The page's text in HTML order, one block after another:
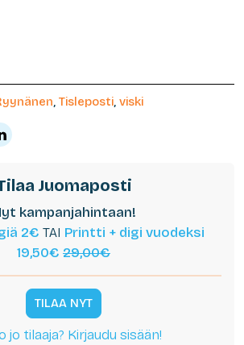
, Tisleposti, viski
Juomaposti
kampanjahintaan!
2€ TAI Printti + digi vuodeksi
19,50€ 29,00€
TILAA NYT
jo tilaaja? Kirjaudu sisään!